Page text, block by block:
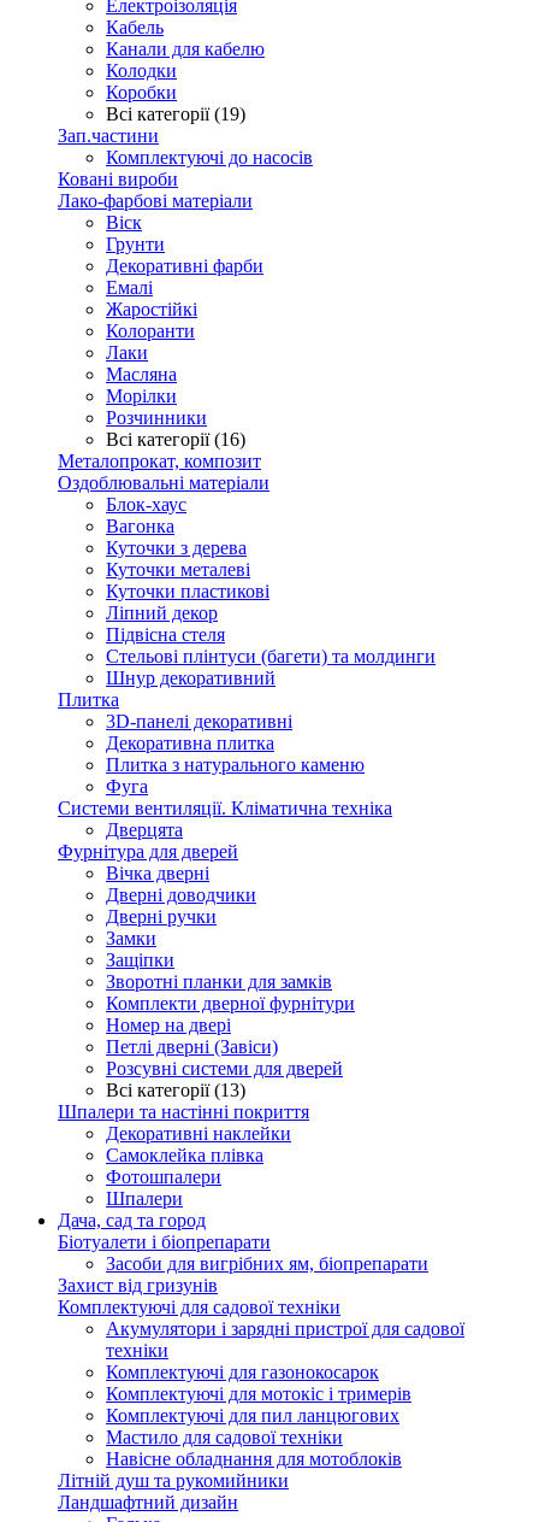
Електроізоляція
Кабель
Канали для кабелю
Колодки
Коробки
Всі категорії (19)
Зап.частини
Комплектуючі до насосів
Ковані вироби
Лако-фарбові матеріали
Віск
Грунти
Декоративні фарби
Емалі
Жаростійкі
Колоранти
Лаки
Масляна
Морілки
Розчинники
Всі категорії (16)
Металопрокат, композит
Оздоблювальні матеріали
Блок-хаус
Вагонка
Куточки з дерева
Куточки металеві
Куточки пластикові
Ліпний декор
Підвісна стеля
Стельові плінтуси (багети) та молдинги
Шнур декоративний
Плитка
3D-панелі декоративні
Декоративна плитка
Плитка з натурального каменю
Фуга
Системи вентиляції. Кліматична техніка
Дверцята
Фурнітура для дверей
Вічка дверні
Дверні доводчики
Дверні ручки
Замки
Защіпки
Зворотні планки для замків
Комплекти дверної фурнітури
Номер на двері
Петлі дверні (Завіси)
Розсувні системи для дверей
Всі категорії (13)
Шпалери та настінні покриття
Декоративні наклейки
Самоклейка плівка
Фотошпалери
Шпалери
Дача, сад та город
Біотуалети і біопрепарати
Засоби для вигрібних ям, біопрепарати
Захист від гризунів
Комплектуючі для садової техніки
Акумулятори і зарядні пристрої для садової
техніки
Комплектуючі для газонокосарок
Комплектуючі для мотокіс і тримерів
Комплектуючі для пил ланцюгових
Мастило для садової техніки
Навісне обладнання для мотоблоків
Літній душ та рукомийники
Ландшафтний дизайн